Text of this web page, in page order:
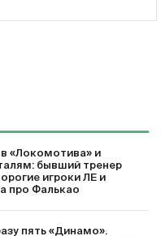
«Локомотива» и
бывший тренер
игроки ЛЕ и
про Фалькао
пять «Динамо».